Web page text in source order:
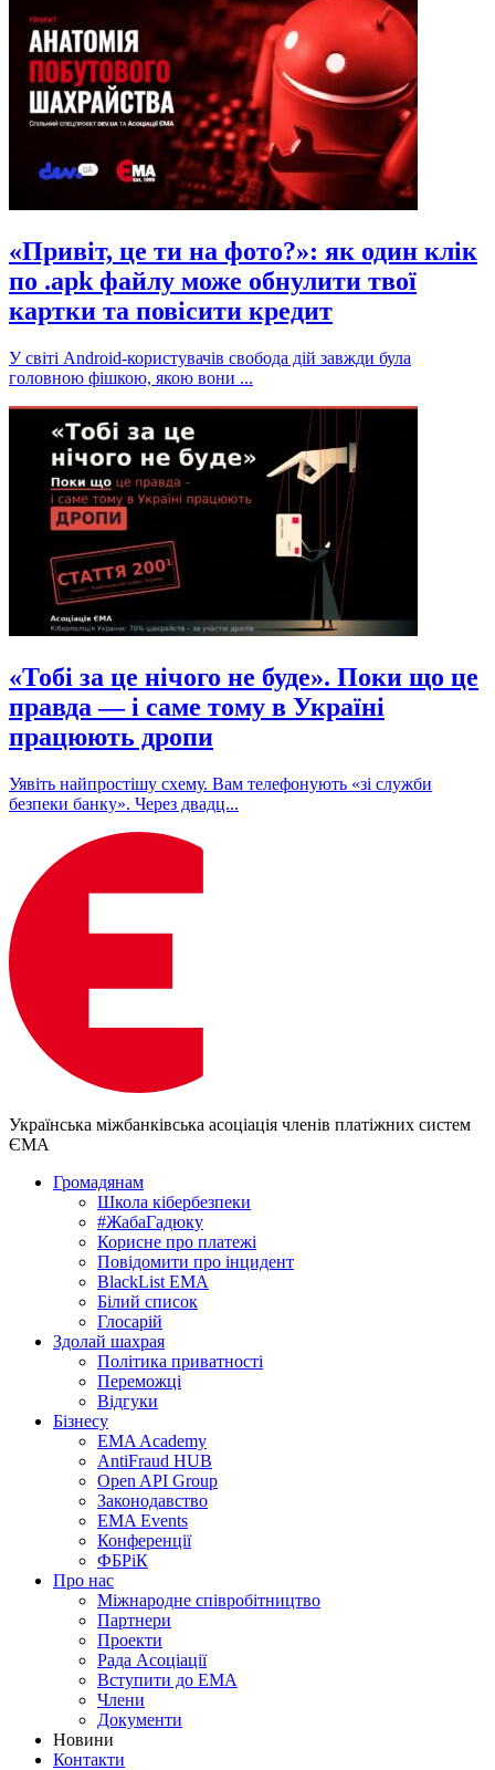
«Привіт, це ти на фото?»: як один клік
по .apk файлу може обнулити твої
картки та повісити кредит
У світі Android-користувачів свобода дій завжди була
головною фішкою, якою вони ...
«Тобі за це нічого не буде». Поки що це
правда — і саме тому в Україні
працюють дропи
Уявіть найпростішу схему. Вам телефонують «зі служби
безпеки банку». Через двадц...
Українська міжбанківська асоціація членів платіжних систем
ЄМА
Громадянам
Школа кібербезпеки
#ЖабаГадюку
Корисне про платежі
Повідомити про інцидент
BlackList EMA
Білий список
Глосарій
Здолай шахрая
Політика приватності
Переможцi
Відгуки
Бізнесу
EMA Academy
AntiFraud HUB
Open API Group
Законодавство
EMA Events
Конференції
ФБРіК
Про нас
Міжнародне співробітництво
Партнери
Проекти
Рада Асоціації
Вступити до ЕМА
Члени
Документи
Новини
Контакти